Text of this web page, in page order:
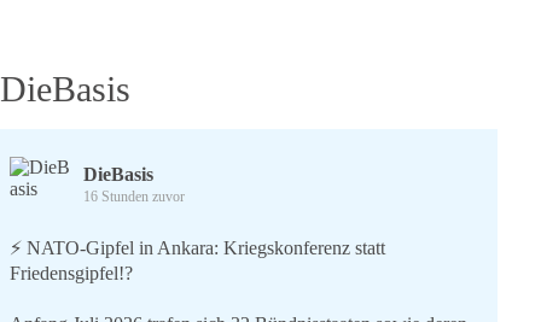
„Air
Defender
DieBasis
DieBasis
16 Stunden zuvor
⚡️ NATO-Gipfel in Ankara: Kriegskonferenz statt
Friedensgipfel!?